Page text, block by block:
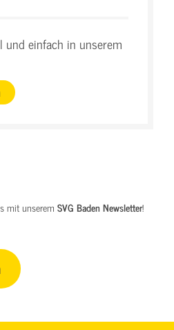
und einfach in unserem
mit unserem SVG Baden Newsletter!